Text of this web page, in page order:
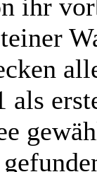
ihr
als